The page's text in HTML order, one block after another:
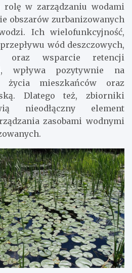
rolę w zarządzaniu wodami
obszarów zurbanizowanych
Ich wielofunkcyjność,
wód deszczowych,
oraz wsparcie retencji
wpływa pozytywnie na
życia mieszkańców oraz
Dlatego też, zbiorniki
nieodłączny element
zasobami wodnymi